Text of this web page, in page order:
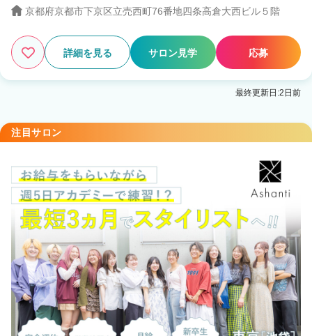
京都府京都市下京区立売西町76番地四条高倉大西ビル５階
詳細を見る サロン見学 応募
最終更新日:2日前
注目サロン